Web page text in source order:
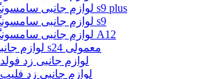
لوازم جانبی سامسونگ s9 plus
لوازم جانبی سامسونگ s9
لوازم جانبی سامسونگ A12
لوازم جانبی s24 معمولی
لوازم جانبی زد فولد 7
لوازم جانبی زد فلیپ 7